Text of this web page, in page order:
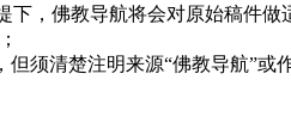
，佛教导航将会对原始稿件
须清楚注明来源“佛教导航”或作